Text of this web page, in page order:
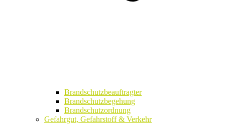
Brandschutzbeauftragter
Brandschutzbegehung
Brandschutzordnung
Gefahrgut, Gefahrstoff & Verkehr